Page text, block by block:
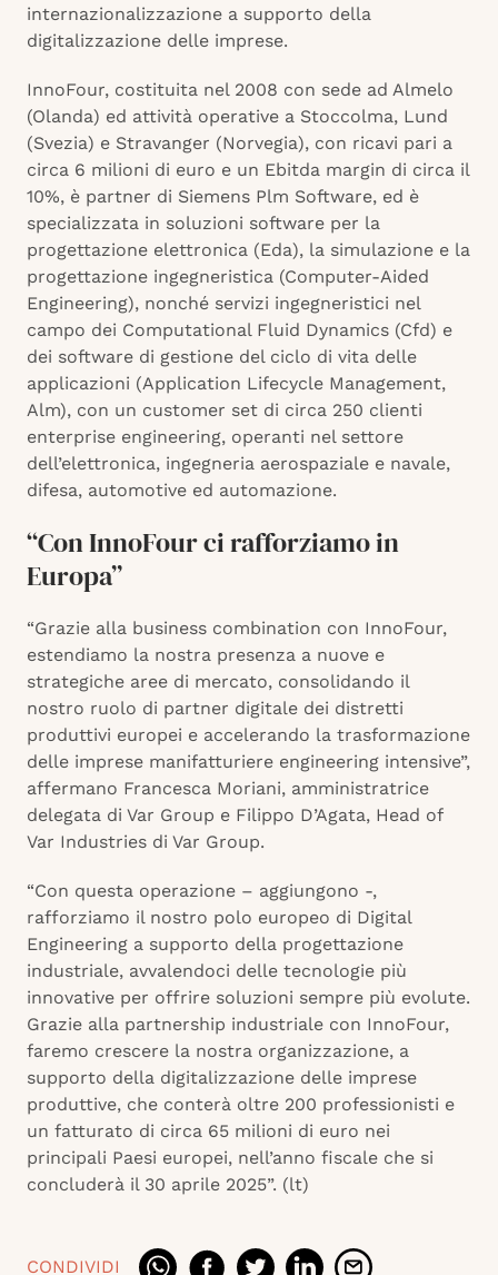
internazionalizzazione a supporto della
digitalizzazione delle imprese.
InnoFour, costituita nel 2008 con sede ad Almelo
(Olanda) ed attività operative a Stoccolma, Lund
(Svezia) e Stravanger (Norvegia), con ricavi pari a
circa 6 milioni di euro e un Ebitda margin di circa il
10%, è partner di Siemens Plm Software, ed è
specializzata in soluzioni software per la
progettazione elettronica (Eda), la simulazione e la
progettazione ingegneristica (Computer-Aided
Engineering), nonché servizi ingegneristici nel
campo dei Computational Fluid Dynamics (Cfd) e
dei software di gestione del ciclo di vita delle
applicazioni (Application Lifecycle Management,
Alm), con un customer set di circa 250 clienti
enterprise engineering, operanti nel settore
dell’elettronica, ingegneria aerospaziale e navale,
difesa, automotive ed automazione.
“Con InnoFour ci rafforziamo in
Europa”
“Grazie alla business combination con InnoFour,
estendiamo la nostra presenza a nuove e
strategiche aree di mercato, consolidando il
nostro ruolo di partner digitale dei distretti
produttivi europei e accelerando la trasformazione
delle imprese manifatturiere engineering intensive”,
affermano Francesca Moriani, amministratrice
delegata di Var Group e Filippo D’Agata, Head of
Var Industries di Var Group.
“Con questa operazione – aggiungono -,
rafforziamo il nostro polo europeo di Digital
Engineering a supporto della progettazione
industriale, avvalendoci delle tecnologie più
innovative per offrire soluzioni sempre più evolute.
Grazie alla partnership industriale con InnoFour,
faremo crescere la nostra organizzazione, a
supporto della digitalizzazione delle imprese
produttive, che conterà oltre 200 professionisti e
un fatturato di circa 65 milioni di euro nei
principali Paesi europei, nell’anno fiscale che si
concluderà il 30 aprile 2025”. (lt)
CONDIVIDI